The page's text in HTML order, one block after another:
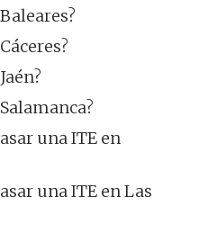
una ITE en
una ITE en Las